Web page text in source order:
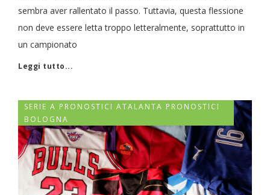
sembra aver rallentato il passo. Tuttavia, questa flessione
non deve essere letta troppo letteralmente, soprattutto in
un campionato
Leggi tutto...
SERIE A PRONOSTICI ATALANTA PRONOSTICI
BOLOGNA